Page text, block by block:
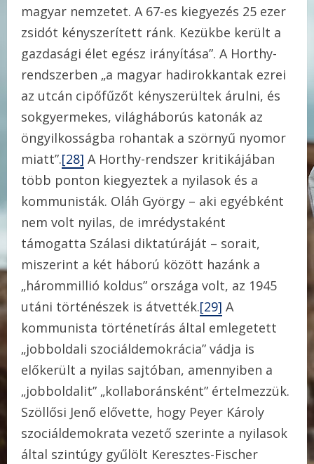
magyar nemzetet. A 67-es kiegyezés 25 ezer
zsidót kényszerített ránk. Kezükbe került a
gazdasági élet egész irányítása”. A Horthy-
rendszerben „a magyar hadirokkantak ezrei
az utcán cipőfűzőt kényszerültek árulni, és
sokgyermekes, világháborús katonák az
öngyilkosságba rohantak a szörnyű nyomor
miatt”.[28] A Horthy-rendszer kritikájában
több ponton kiegyeztek a nyilasok és a
kommunisták. Oláh György – aki egyébként
nem volt nyilas, de imrédystaként
támogatta Szálasi diktatúráját – sorait,
miszerint a két háború között hazánk a
„hárommillió koldus” országa volt, az 1945
utáni történészek is átvették.[29] A
kommunista történetírás által emlegetett
„jobboldali szociáldemokrácia” vádja is
előkerült a nyilas sajtóban, amennyiben a
„jobboldalit” „kollaboránsként” értelmezzük.
Szöllősi Jenő elővette, hogy Peyer Károly
szociáldemokrata vezető szerinte a nyilasok
által szintúgy gyűlölt Keresztes-Fischer